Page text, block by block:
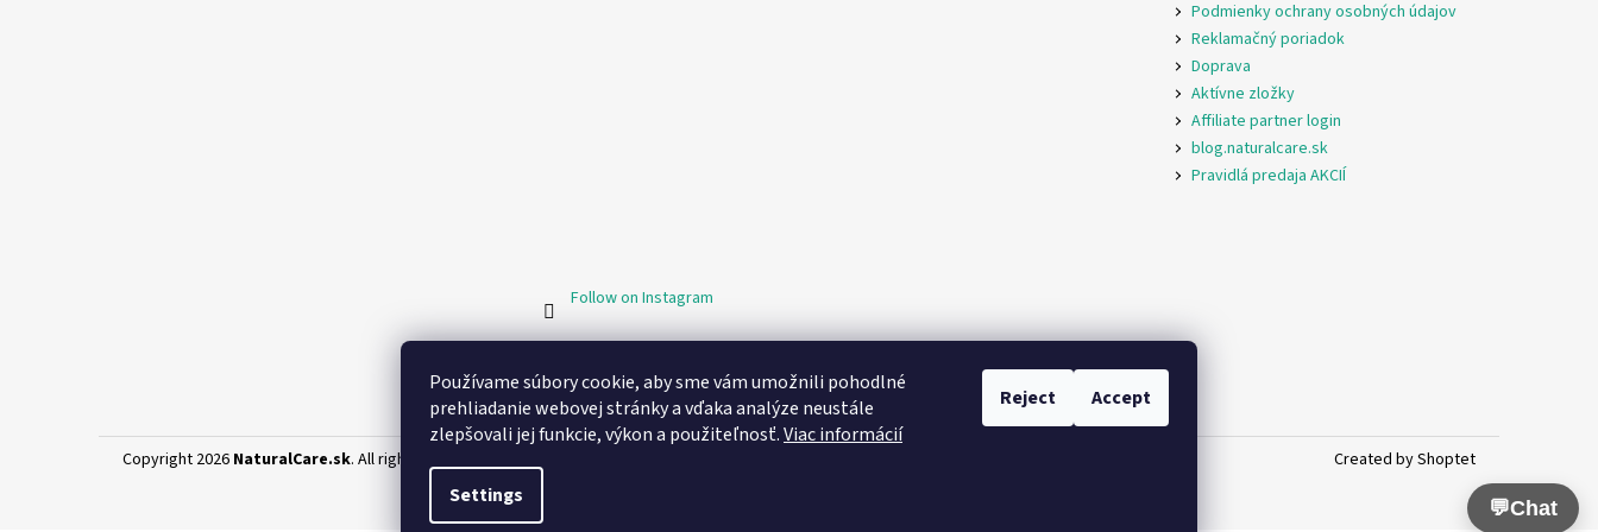
Používame súbory cookie, aby sme vám umožnili pohodlné
prehliadanie webovej stránky a vďaka analýze neustále
zlepšovali jej funkcie, výkon a použiteľnosť.Viac informácií
Settings
Reject Accept
Follow on Instagram
Podmienky ochrany osobných údajov
Reklamačný poriadok
Doprava
Aktívne zložky
Affiliate partner login
blog.naturalcare.sk
Pravidlá predaja AKCIÍ
O marketing sa nám stará digitálna agentúra Consultee
Created by Shoptet
Copyright 2026 NaturalCare.sk. All rights reserved.
💬Chat